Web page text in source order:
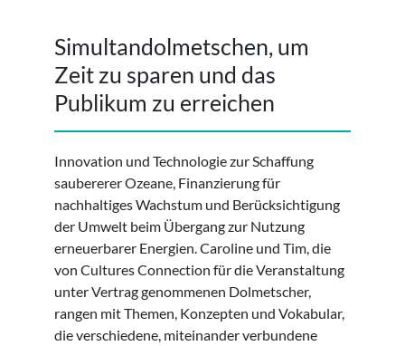
Simultandolmetschen, um
Zeit zu sparen und das
Publikum zu erreichen
Innovation und Technologie zur Schaffung
saubererer Ozeane, Finanzierung für
nachhaltiges Wachstum und Berücksichtigung
der Umwelt beim Übergang zur Nutzung
erneuerbarer Energien. Caroline und Tim, die
von Cultures Connection für die Veranstaltung
unter Vertrag genommenen Dolmetscher,
rangen mit Themen, Konzepten und Vokabular,
die verschiedene, miteinander verbundene